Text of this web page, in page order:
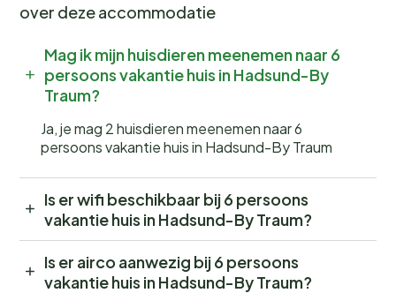
over deze accommodatie
Mag ik mijn huisdieren meenemen naar 6
persoons vakantie huis in Hadsund-By
Traum?
Ja, je mag 2 huisdieren meenemen naar 6
persoons vakantie huis in Hadsund-By Traum
Is er wifi beschikbaar bij 6 persoons
vakantie huis in Hadsund-By Traum?
Is er airco aanwezig bij 6 persoons
vakantie huis in Hadsund-By Traum?